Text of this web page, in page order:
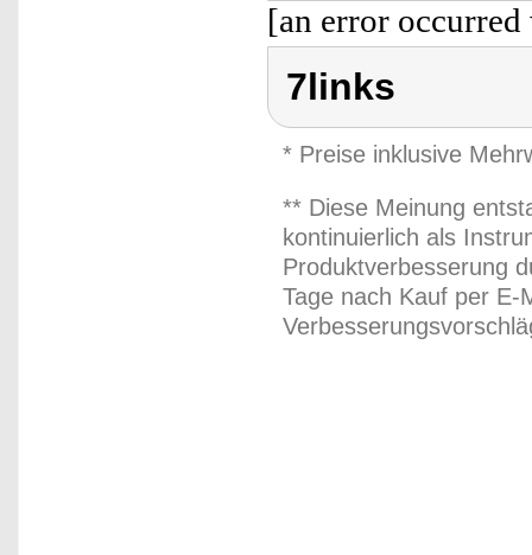
[an error
7links
* Preise inklusive
** Diese Meinung
kontinuierlich als
Produktverbesserung
Tage nach Kauf per E-